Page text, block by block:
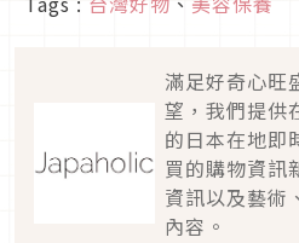
滿足好奇心旺
望，我們提供
的日本在地即
買的購物資訊
資訊以及藝術
內容。